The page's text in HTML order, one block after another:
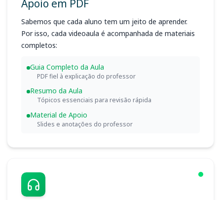
Apoio em PDF
Sabemos que cada aluno tem um jeito de aprender.
Por isso, cada videoaula é acompanhada de materiais
completos:
Guia Completo da Aula
PDF fiel à explicação do professor
Resumo da Aula
Tópicos essenciais para revisão rápida
Material de Apoio
Slides e anotações do professor